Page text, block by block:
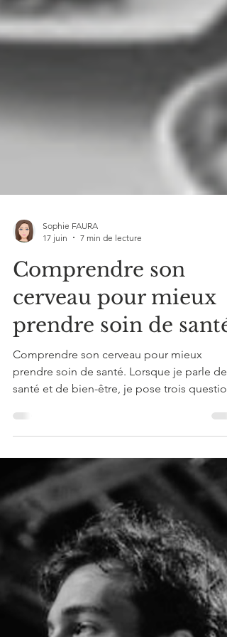
Sophie FAURA
17 juin
Comprendre son
cerveau pour mieux
prendre soin de santé
Comprendre son cerveau pour mieux
prendre soin de santé. Lorsque je parle de
santé et de bien-être, je pose trois
performant ? Savez-vous que le sucre
? Savez-vous qu'il faudrait boire plus d'eau
C'est le point de départ de mon travail de
préparateur mental. Pas l'information. Le
passage à l'action.